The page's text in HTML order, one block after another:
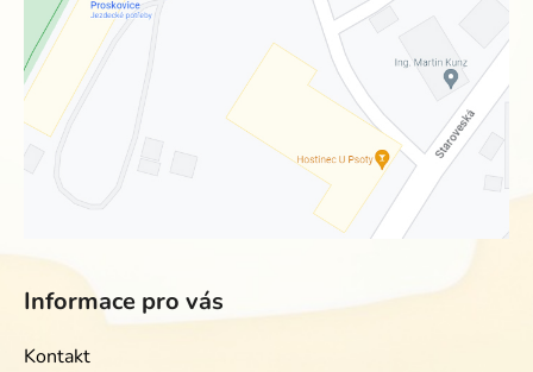
Informace pro vás
Kontakt